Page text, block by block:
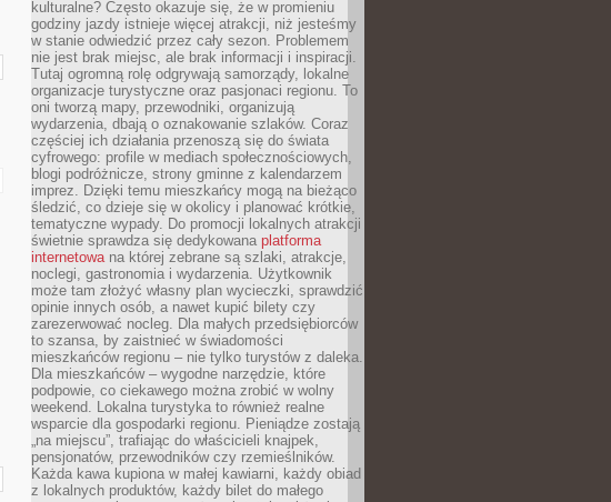
kulturalne? Często okazuje się, że w promieniu
godziny jazdy istnieje więcej atrakcji, niż jesteśmy
w stanie odwiedzić przez cały sezon. Problemem
nie jest brak miejsc, ale brak informacji i inspiracji.
Tutaj ogromną rolę odgrywają samorządy, lokalne
organizacje turystyczne oraz pasjonaci regionu. To
oni tworzą mapy, przewodniki, organizują
wydarzenia, dbają o oznakowanie szlaków. Coraz
częściej ich działania przenoszą się do świata
cyfrowego: profile w mediach społecznościowych,
blogi podróżnicze, strony gminne z kalendarzem
imprez. Dzięki temu mieszkańcy mogą na bieżąco
śledzić, co dzieje się w okolicy i planować krótkie,
tematyczne wypady. Do promocji lokalnych atrakcji
świetnie sprawdza się dedykowana platforma
internetowana której zebrane są szlaki, atrakcje,
noclegi, gastronomia i wydarzenia. Użytkownik
może tam złożyć własny plan wycieczki, sprawdzić
opinie innych osób, a nawet kupić bilety czy
zarezerwować nocleg. Dla małych przedsiębiorców
to szansa, by zaistnieć w świadomości
mieszkańców regionu – nie tylko turystów z daleka.
Dla mieszkańców – wygodne narzędzie, które
podpowie, co ciekawego można zrobić w wolny
weekend. Lokalna turystyka to również realne
wsparcie dla gospodarki regionu. Pieniądze zostają
„na miejscu”, trafiając do właścicieli knajpek,
pensjonatów, przewodników czy rzemieślników.
Każda kawa kupiona w małej kawiarni, każdy obiad
z lokalnych produktów, każdy bilet do małego